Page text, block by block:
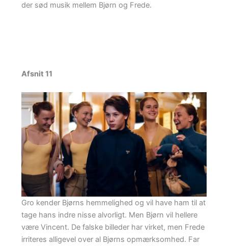
der sød musik mellem Bjørn og Frede.
Afsnit 11
Gro kender Bjørns hemmelighed og vil have ham til at
tage hans indre nisse alvorligt. Men Bjørn vil hellere
være Vincent. De falske billeder har virket, men Frede
irriteres alligevel over al Bjørns opmærksomhed. Far